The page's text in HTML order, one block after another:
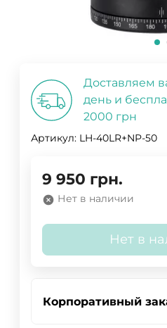
Доставляем
день и
2000 грн
Артикул: LH-40LR+NP-50
9 950 грн.
Нет в наличии
Нет в
Корпоративный